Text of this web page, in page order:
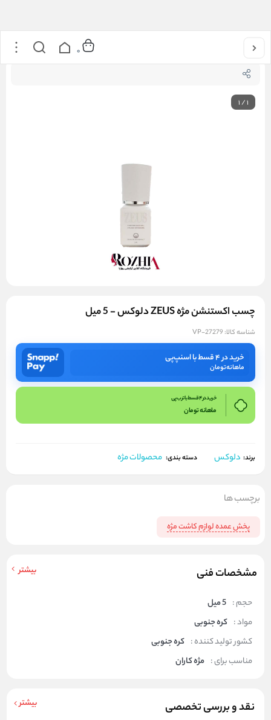
خانه 0
1/1
چسب اکستنشن مژه ZEUS دلوکس - 5 میل
شناسه کالا: VP-27279
خرید در ۴ قسط با اسنپ‌پی
ماهانهتومان
خرید در 4 قسط با ترب پی
ماهانهتومان
برند: دلوکس دسته بندی: محصولات مژه
مشخصات فنی بیشتر
حجم : 5 میل
مواد : کره جنوبی
کشور تولید کننده : کره جنوبی
مناسب برای : مژه کاران
نقد و بررسی تخصصی بیشتر
برچسب ها
پخش عمده لوازم کاشت مژه